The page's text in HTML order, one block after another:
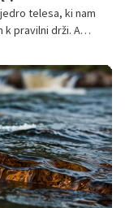
telesa, ki nam
k pravilni drži. A
je odgovor 10